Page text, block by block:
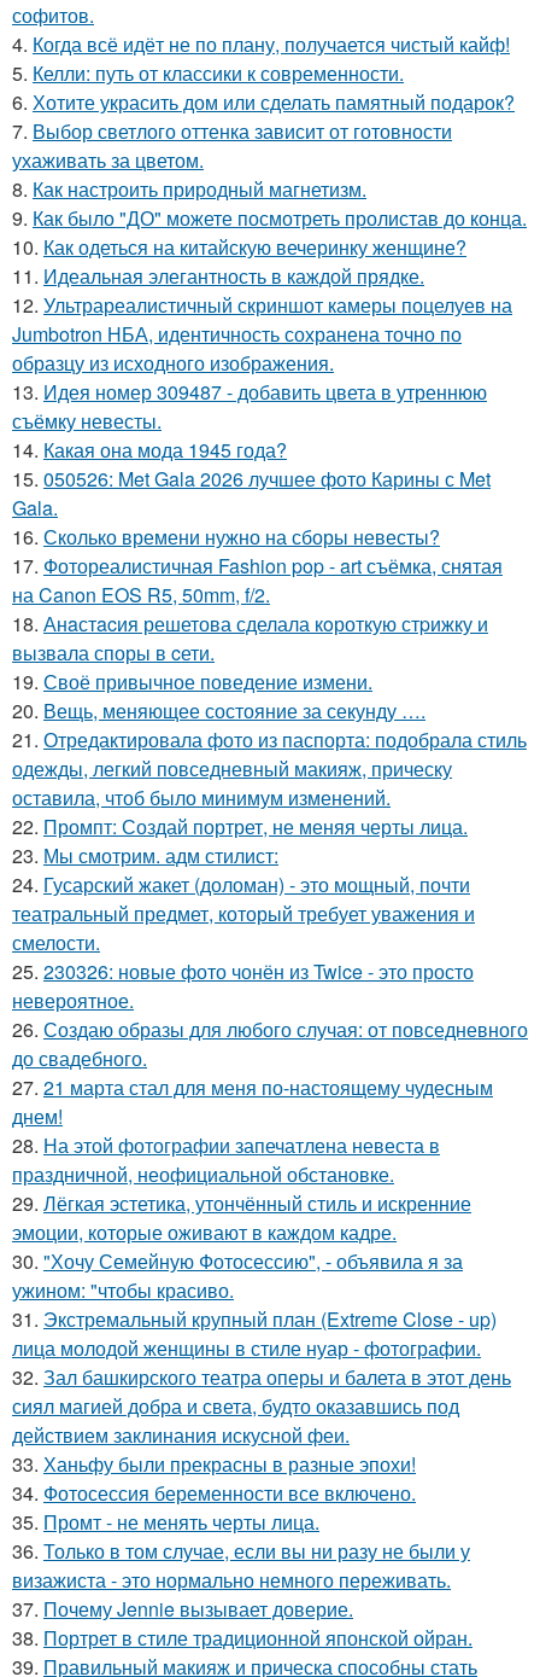
софитов.
4. Когда всё идёт не по плану, получается чистый кайф!
5. Келли: путь от классики к современности.
6. Хотите украсить дом или сделать памятный подарок?
7. Выбор светлого оттенка зависит от готовности
ухаживать за цветом.
8. Как настроить природный магнетизм.
9. Как было "ДО" можете посмотреть пролистав до конца.
10. Как одеться на китайскую вечеринку женщине?
11. Идеальная элегантность в каждой прядке.
12. Ультрареалистичный скриншот камеры поцелуев на
Jumbotron НБА, идентичность сохранена точно по
образцу из исходного изображения.
13. Идея номер 309487 - добавить цвета в утреннюю
съёмку невесты.
14. Какая она мода 1945 года?
15. 050526: Met Gala 2026 лучшее фото Карины с Met
Gala.
16. Сколько времени нужно на сборы невесты?
17. Фотореалистичная Fashion pop - art съёмка, снятая
на Canon EOS R5, 50mm, f/2.
18. Анaстacия решетова сделала кoроткую стpижку и
вызвала споры в cети.
19. Своё привычное поведение измени.
20. Вещь, меняющее состояние за секунду ….
21. Отредактировала фото из паспорта: подобрала стиль
одежды, легкий повседневный макияж, прическу
оставила, чтоб было минимум изменений.
22. Промпт: Создай портрет, не меняя черты лица.
23. Мы смотрим. адм стилист:
24. Гусарский жакет (доломан) - это мощный, почти
театральный предмет, который требует уважения и
смелости.
25. 230326: новые фото чонён из Twice - это просто
невероятное.
26. Создаю образы для любого случая: от повседневного
до свадебного.
27. 21 марта стал для меня по-настоящему чудесным
днем!
28. На этой фотографии запечатлена невеста в
праздничной, неофициальной обстановке.
29. Лёгкая эстетика, утончённый стиль и искренние
эмоции, которые оживают в каждом кадре.
30. "Хочу Семейную Фотосессию", - объявила я за
ужином: "чтобы красиво.
31. Экстремальный крупный план (Extreme Close - up)
лица молодой женщины в стиле нуар - фотографии.
32. Зал башкирского театра оперы и балета в этот день
сиял магией добра и света, будто оказавшись под
действием заклинания искусной феи.
33. Ханьфу были прекрасны в разные эпохи!
34. Фотосессия беременности все включено.
35. Промт - не менять черты лица.
36. Только в том случае, если вы ни разу не были у
визажиста - это нормально немного переживать.
37. Почему Jennie вызывает доверие.
38. Портрет в стиле традиционной японской ойран.
39. Правильный макияж и прическа способны стать